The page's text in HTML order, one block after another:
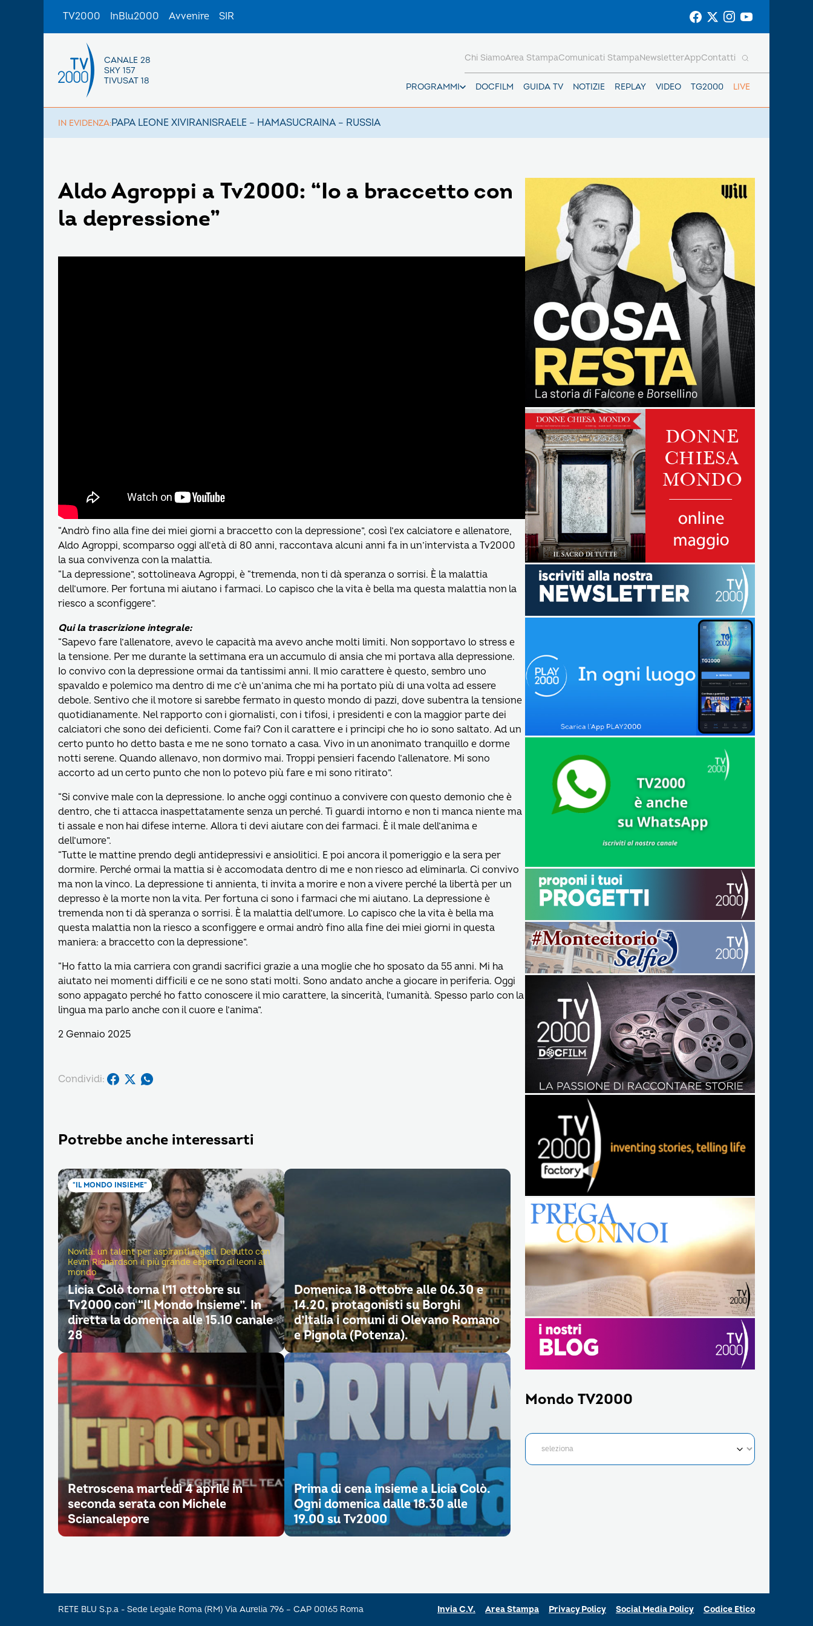
TV2000 InBlu2000 Avvenire SIR
CANALE 28
SKY 157
TIVUSAT 18
PROGRAMMI DOCFILM GUIDA TV NOTIZIE REPLAY VIDEO TG2000 LIVE
Chi SiamoArea StampaComunicati StampaNewsletterAppContatti
IN EVIDENZA:PAPA LEONE XIVIRANISRAELE – HAMASUCRAINA – RUSSIA
Aldo Agroppi a Tv2000: “Io a braccetto con
la depressione”
“Andrò fino alla fine dei miei giorni a braccetto con la depressione”, così l’ex calciatore e allenatore,
Aldo Agroppi, scomparso oggi all’età di 80 anni, raccontava alcuni anni fa in un’intervista a Tv2000
la sua convivenza con la malattia.
“La depressione”, sottolineava Agroppi, è “tremenda, non ti dà speranza o sorrisi. È la malattia
dell’umore. Per fortuna mi aiutano i farmaci. Lo capisco che la vita è bella ma questa malattia non la
riesco a sconfiggere”.
Qui la trascrizione integrale:
“Sapevo fare l’allenatore, avevo le capacità ma avevo anche molti limiti. Non sopportavo lo stress e
la tensione. Per me durante la settimana era un accumulo di ansia che mi portava alla depressione.
Io convivo con la depressione ormai da tantissimi anni. Il mio carattere è questo, sembro uno
spavaldo e polemico ma dentro di me c’è un’anima che mi ha portato più di una volta ad essere
debole. Sentivo che il motore si sarebbe fermato in questo mondo di pazzi, dove subentra la tensione
quotidianamente. Nel rapporto con i giornalisti, con i tifosi, i presidenti e con la maggior parte dei
calciatori che sono dei deficienti. Come fai? Con il carattere e i principi che ho io sono saltato. Ad un
certo punto ho detto basta e me ne sono tornato a casa. Vivo in un anonimato tranquillo e dorme
notti serene. Quando allenavo, non dormivo mai. Troppi pensieri facendo l’allenatore. Mi sono
accorto ad un certo punto che non lo potevo più fare e mi sono ritirato”.
“Si convive male con la depressione. Io anche oggi continuo a convivere con questo demonio che è
dentro, che ti attacca inaspettatamente senza un perché. Ti guardi intorno e non ti manca niente ma
ti assale e non hai difese interne. Allora ti devi aiutare con dei farmaci. È il male dell’anima e
dell’umore”.
“Tutte le mattine prendo degli antidepressivi e ansiolitici. E poi ancora il pomeriggio e la sera per
dormire. Perché ormai la mattia si è accomodata dentro di me e non riesco ad eliminarla. Ci convivo
ma non la vinco. La depressione ti annienta, ti invita a morire e non a vivere perché la libertà per un
depresso è la morte non la vita. Per fortuna ci sono i farmaci che mi aiutano. La depressione è
tremenda non ti dà speranza o sorrisi. È la malattia dell’umore. Lo capisco che la vita è bella ma
questa malattia non la riesco a sconfiggere e ormai andrò fino alla fine dei miei giorni in questa
maniera: a braccetto con la depressione”.
“Ho fatto la mia carriera con grandi sacrifici grazie a una moglie che ho sposato da 55 anni. Mi ha
aiutato nei momenti difficili e ce ne sono stati molti. Sono andato anche a giocare in periferia. Oggi
sono appagato perché ho fatto conoscere il mio carattere, la sincerità, l’umanità. Spesso parlo con la
lingua ma parlo anche con il cuore e l’anima”.
2 Gennaio 2025
Condividi:
Potrebbe anche interessarti
"IL MONDO INSIEME"
Novità: un talent per aspiranti registi. Debutto con
Kevin Richardson il più grande esperto di leoni al
mondo
Licia Colò torna l’11 ottobre su
Tv2000 con “Il Mondo Insieme”. In
diretta la domenica alle 15.10 canale
28
Domenica 18 ottobre alle 06.30 e
14.20, protagonisti su Borghi
d’Italia i comuni di Olevano Romano
e Pignola (Potenza).
Retroscena martedì 4 aprile in
seconda serata con Michele
Sciancalepore
Prima di cena insieme a Licia Colò.
Ogni domenica dalle 18.30 alle
19.00 su Tv2000
Mondo TV2000
RETE BLU S.p.a - Sede Legale Roma (RM) Via Aurelia 796 – CAP 00165 Roma Invia C.V. Area Stampa Privacy Policy Social Media Policy Codice Etico